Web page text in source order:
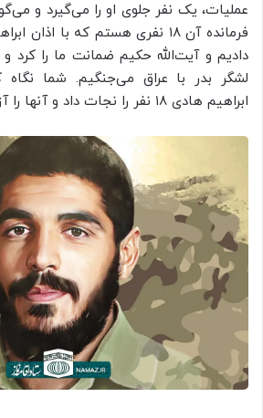
عملیات، یک نفر جلوی او را می‌گیرد و
فرمانده آن ۱۸ نفری هستم که با
دادیم و آیت‌الله حکیم ضمانت ما را کرد و
لشگر بدر با عراق می‌جنگیم. شما
ابراهیم هادی ۱۸ نفر را نجات داد و آنها را آزادکرد.